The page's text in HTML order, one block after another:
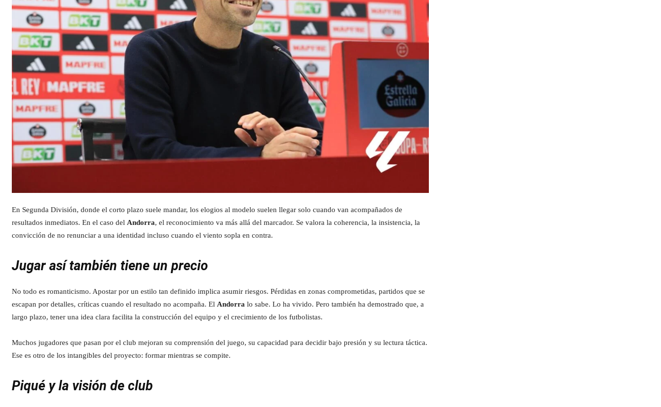
En Segunda División, donde el corto plazo suele mandar, los elogios al modelo suelen llegar solo cuando van acompañados de
resultados inmediatos. En el caso del Andorra, el reconocimiento va más allá del marcador. Se valora la coherencia, la insistencia, la
convicción de no renunciar a una identidad incluso cuando el viento sopla en contra.
Jugar así también tiene un precio
No todo es romanticismo. Apostar por un estilo tan definido implica asumir riesgos. Pérdidas en zonas comprometidas, partidos que se
escapan por detalles, críticas cuando el resultado no acompaña. El Andorra lo sabe. Lo ha vivido. Pero también ha demostrado que, a
largo plazo, tener una idea clara facilita la construcción del equipo y el crecimiento de los futbolistas.
Muchos jugadores que pasan por el club mejoran su comprensión del juego, su capacidad para decidir bajo presión y su lectura táctica.
Ese es otro de los intangibles del proyecto: formar mientras se compite.
Piqué y la visión de club